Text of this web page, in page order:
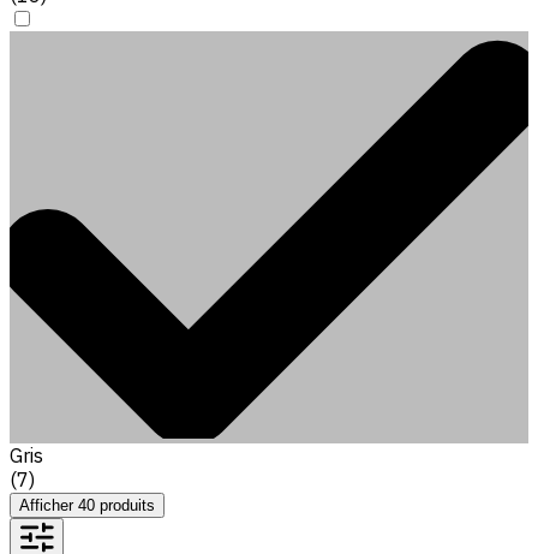
Gris
(7)
Afficher 40 produits